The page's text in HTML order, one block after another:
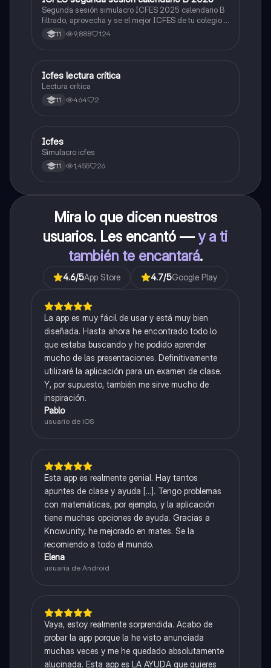
Segunda sesión simulacro ICFES 2025 calendario B
filtrado, aprovecha y se el mejor ICFES de tu colegio y
poder ingresar a universidad, y estudiar aquella
carrera con la que tanto sueñas.
11 9,888 124
Lengua Castellana
Icfes lectura crítica
Lectura crítica
11 464 2
ICFES: Sociales y Ciudadanas
Icfes
Simulacro icfes
11 1,455 26
Mira lo que dicen nuestros
usuarios. Les encantó —y a ti
también te encantará.
4.6/5App Store 4.7/5Google Play
La app es muy fácil de usar y está muy bien
diseñada. Hasta ahora he encontrado todo lo
que estaba buscando y he podido aprender
mucho de las presentaciones. Definitivamente
utilizaré la aplicación para un examen de clase.
Y, por supuesto, también me sirve mucho de
inspiración.
Pablo
usuario de iOS
Esta app es realmente genial. Hay tantos
apuntes de clase y ayuda [...]. Tengo problemas
con matemáticas, por ejemplo, y la aplicación
tiene muchas opciones de ayuda. Gracias a
Knowunity, he mejorado en mates. Se la
recomiendo a todo el mundo.
Elena
usuaria de Android
Vaya, estoy realmente sorprendida. Acabo de
probar la app porque la he visto anunciada
muchas veces y me he quedado absolutamente
alucinada. Esta app es LA AYUDA que quieres